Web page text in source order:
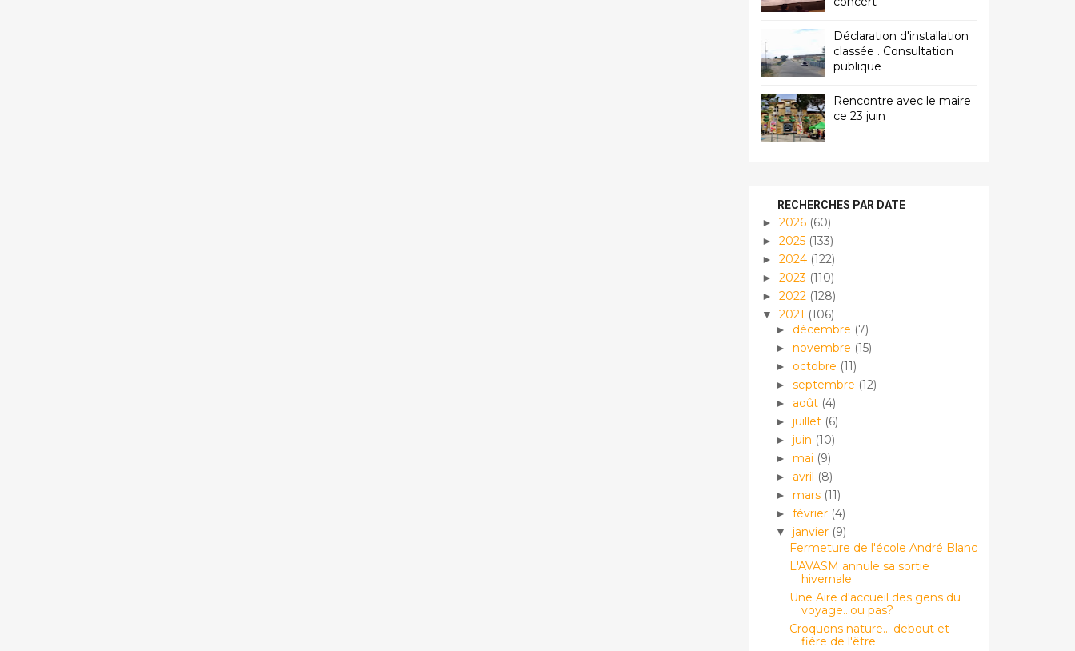
Déclaration d'installation
classée . Consultation
publique
Rencontre avec le maire
ce 23 juin
RECHERCHES PAR DATE
► 2026 (60)
► 2025 (133)
► 2024 (122)
► 2023 (110)
► 2022 (128)
▼ 2021 (106)
► décembre (7)
► novembre (15)
► octobre (11)
► septembre (12)
► août (4)
► juillet (6)
► juin (10)
► mai (9)
► avril (8)
► mars (11)
► février (4)
▼ janvier (9)
Fermeture de l'école André Blanc
L'AVASM annule sa sortie
hivernale
Une Aire d'accueil des gens du
voyage...ou pas?
Croquons nature... debout et
fière de l'être